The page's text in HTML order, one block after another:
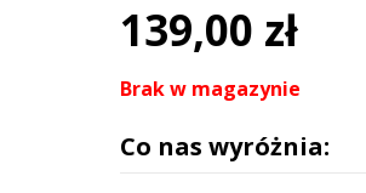
139,00 zł
Brak w magazynie
Co nas wyróżnia: